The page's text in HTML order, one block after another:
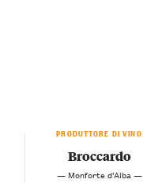
PRODUTTORE DI VINO
Broccardo
— Monforte d’Alba —